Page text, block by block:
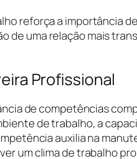
reforça a importância
de uma relação mais
Profissional
de competências
de trabalho, a
auxilia na
um clima de trabalho